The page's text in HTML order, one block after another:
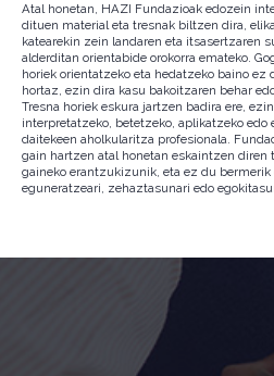
Atal honetan, HAZI Fundazioak edozein
dituen material eta tresnak biltzen dira,
katearekin zein landaren eta itsasertzaren
alderditan orientabide orokorra emateko.
horiek orientatzeko eta hedatzeko baino ez
hortaz, ezin dira kasu bakoitzaren behar
Tresna horiek eskura jartzen badira ere,
interpretatzeko, betetzeko, aplikatzeko edo
daitekeen aholkularitza profesionala.
gain hartzen atal honetan eskaintzen diren
gaineko erantzukizunik, eta ez du bermerik
eguneratzeari, zehaztasunari edo